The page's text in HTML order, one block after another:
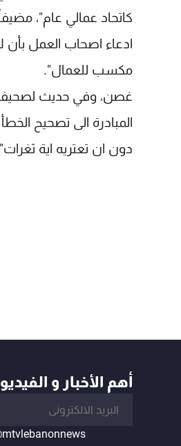
كاتحاد عمالي عام"،
ادعاء اصحاب العمل بأن
مكسب للعمال".
غصن، وفي حديث لصحيفة
المبادرة الى تصحيح
دون ان تعتريه اية
أهم الأخبار و